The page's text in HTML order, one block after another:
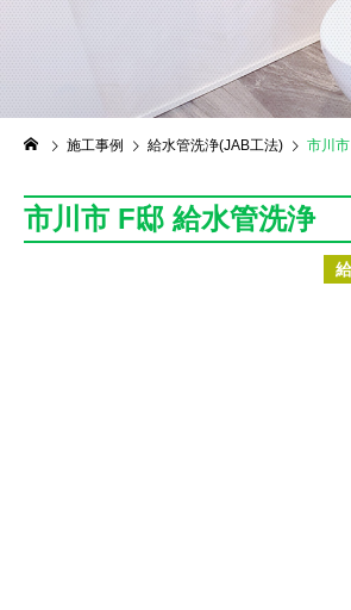
施工事例 給水管洗浄(JAB工法) 市川
市川市 F邸 給水管洗浄